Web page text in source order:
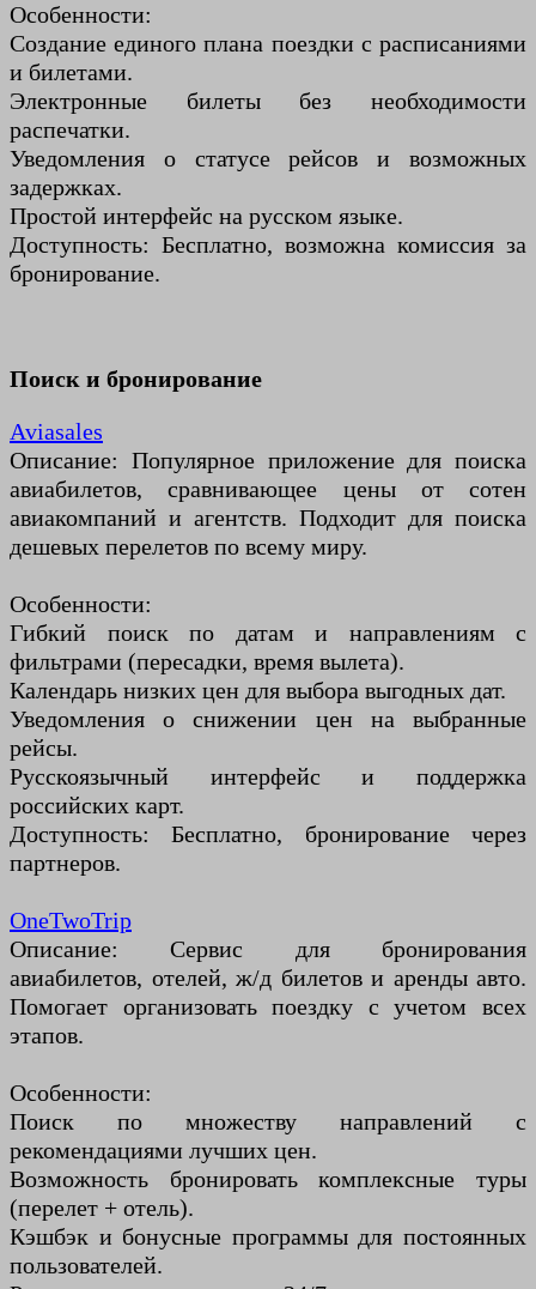
Особенности:
Создание единого плана поездки с расписаниями
и билетами.
Электронные билеты без необходимости
распечатки.
Уведомления о статусе рейсов и возможных
задержках.
Простой интерфейс на русском языке.
Доступность: Бесплатно, возможна комиссия за
бронирование.
Поиск и бронирование
Aviasales
Описание: Популярное приложение для поиска
авиабилетов, сравнивающее цены от сотен
авиакомпаний и агентств. Подходит для поиска
дешевых перелетов по всему миру.
Особенности:
Гибкий поиск по датам и направлениям с
фильтрами (пересадки, время вылета).
Календарь низких цен для выбора выгодных дат.
Уведомления о снижении цен на выбранные
рейсы.
Русскоязычный интерфейс и поддержка
российских карт.
Доступность: Бесплатно, бронирование через
партнеров.
OneTwoTrip
Описание: Сервис для бронирования
авиабилетов, отелей, ж/д билетов и аренды авто.
Помогает организовать поездку с учетом всех
этапов.
Особенности:
Поиск по множеству направлений с
рекомендациями лучших цен.
Возможность бронировать комплексные туры
(перелет + отель).
Кэшбэк и бонусные программы для постоянных
пользователей.